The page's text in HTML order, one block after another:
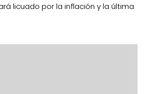
licuado por la inflación y la última